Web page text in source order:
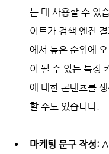
는 데 사용할 수 있
이트가 검색 엔진
에서 높은 순위에
이 될 수 있는 특정
에 대한 콘텐츠를
할 수도 있습니다.
마케팅 문구 작성: